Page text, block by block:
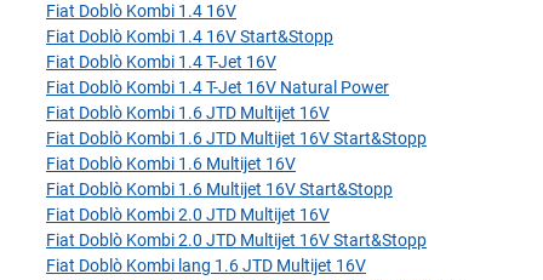
Fiat Doblò Kombi 1.4 16V
Fiat Doblò Kombi 1.4 16V Start&Stopp
Fiat Doblò Kombi 1.4 T-Jet 16V
Fiat Doblò Kombi 1.4 T-Jet 16V Natural Power
Fiat Doblò Kombi 1.6 JTD Multijet 16V
Fiat Doblò Kombi 1.6 JTD Multijet 16V Start&Stopp
Fiat Doblò Kombi 1.6 Multijet 16V
Fiat Doblò Kombi 1.6 Multijet 16V Start&Stopp
Fiat Doblò Kombi 2.0 JTD Multijet 16V
Fiat Doblò Kombi 2.0 JTD Multijet 16V Start&Stopp
Fiat Doblò Kombi lang 1.6 JTD Multijet 16V